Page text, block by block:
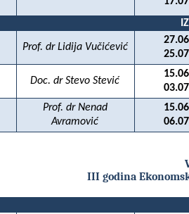
Prof. dr Lidija Vučićević
Doc. dr Stevo Stević
Prof. dr Nenad
Avramović
III godina